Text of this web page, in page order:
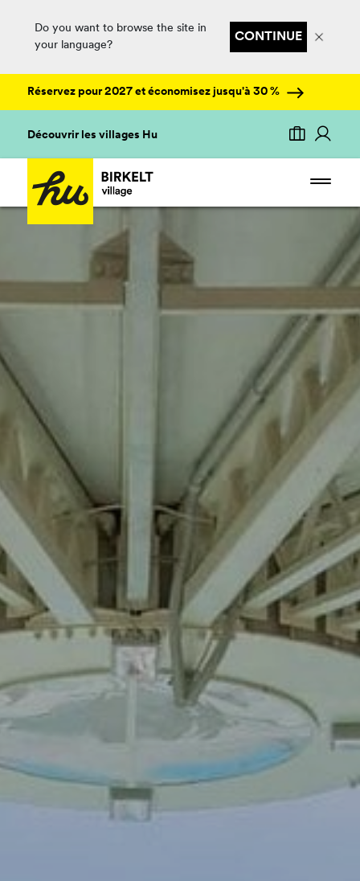
Do you want to browse the site in
your language?
CONTINUE
Réservez pour 2027 et économisez jusqu'à 30 %
Découvrir les villages Hu